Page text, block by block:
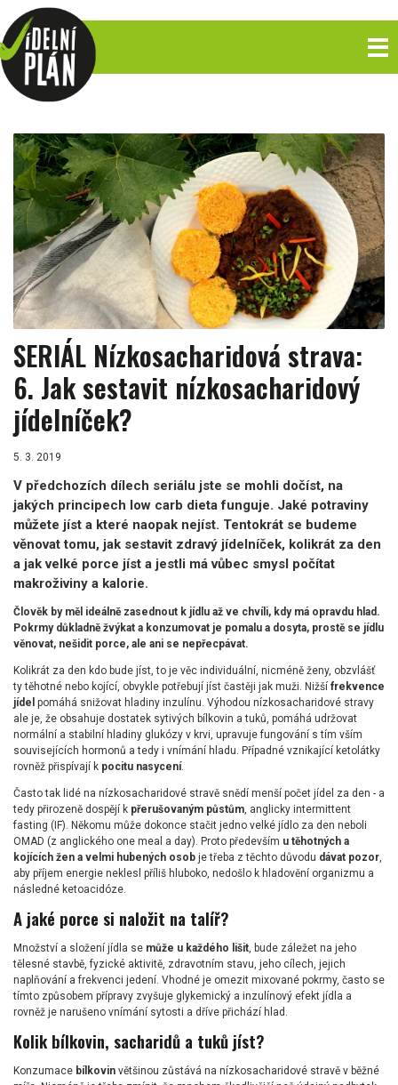
SERIÁL Nízkosacharidová strava:
6. Jak sestavit nízkosacharidový
jídelníček?
5. 3. 2019
V předchozích dílech seriálu jste se mohli dočíst, na
jakých principech low carb dieta funguje. Jaké potraviny
můžete jíst a které naopak nejíst. Tentokrát se budeme
věnovat tomu, jak sestavit zdravý jídelníček, kolikrát za den
a jak velké porce jíst a jestli má vůbec smysl počítat
makroživiny a kalorie.
Člověk by měl ideálně zasednout k jídlu až ve chvíli, kdy má opravdu hlad.
Pokrmy důkladně žvýkat a konzumovat je pomalu a dosyta, prostě se jídlu
věnovat, nešidit porce, ale ani se nepřecpávat.
Kolikrát za den kdo bude jíst, to je věc individuální, nicméně ženy, obzvlášť
ty těhotné nebo kojící, obvykle potřebují jíst častěji jak muži. Nižší frekvence
jídel pomáhá snižovat hladiny inzulínu. Výhodou nízkosacharidové stravy
ale je, že obsahuje dostatek sytivých bílkovin a tuků, pomáhá udržovat
normální a stabilní hladiny glukózy v krvi, upravuje fungování s tím vším
souvisejících hormonů a tedy i vnímání hladu. Případné vznikající ketolátky
rovněž přispívají k pocitu nasycení.
Často tak lidé na nízkosacharidové stravě snědí menší počet jídel za den - a
tedy přirozeně dospějí k přerušovaným půstům, anglicky intermittent
fasting (IF). Někomu může dokonce stačit jedno velké jídlo za den neboli
OMAD (z anglického one meal a day). Proto především u těhotných a
kojících žen a velmi hubených osob je třeba z těchto důvodu dávat pozor,
aby příjem energie neklesl příliš hluboko, nedošlo k hladovění organizmu a
následné ketoacidóze.
A jaké porce si naložit na talíř?
Množství a složení jídla se může u každého lišit, bude záležet na jeho
tělesné stavbě, fyzické aktivitě, zdravotním stavu, jeho cílech, jejich
naplňování a frekvenci jedení. Vhodné je omezit mixované pokrmy, často se
tímto způsobem přípravy zvyšuje glykemický a inzulínový efekt jídla a
rovněž je narušeno vnímání sytosti a dříve přichází hlad.
Kolik bílkovin, sacharidů a tuků jíst?
Konzumace bílkovin většinou zůstává na nízkosacharidové stravě v běžné